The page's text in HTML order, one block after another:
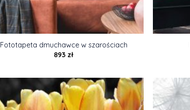
Fototapeta dmuchawce w szarościach
893 zł